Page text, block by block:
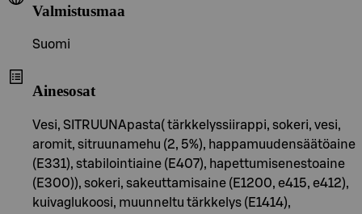
Valmistusmaa
Suomi
Ainesosat
Vesi, SITRUUNApasta( tärkkelyssiirappi, sokeri, vesi,
aromit, sitruunamehu (2, 5%), happamuudensäätöaine
(E331), stabilointiaine (E407), hapettumisenestoaine
(E300)), sokeri, sakeuttamisaine (E1200, e415, e412),
kuivaglukoosi, muunneltu tärkkelys (E1414),